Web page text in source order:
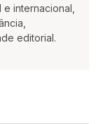
internacional,
editorial.